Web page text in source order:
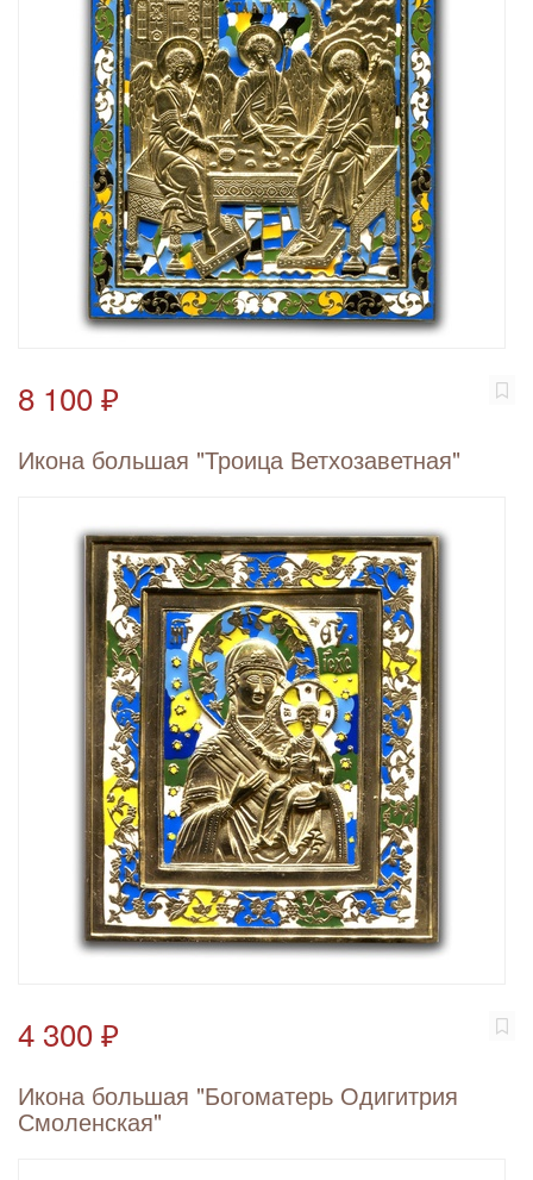
8 100 ₽
Икона большая "Троица Ветхозаветная"
4 300 ₽
Икона большая "Богоматерь Одигитрия
Смоленская"